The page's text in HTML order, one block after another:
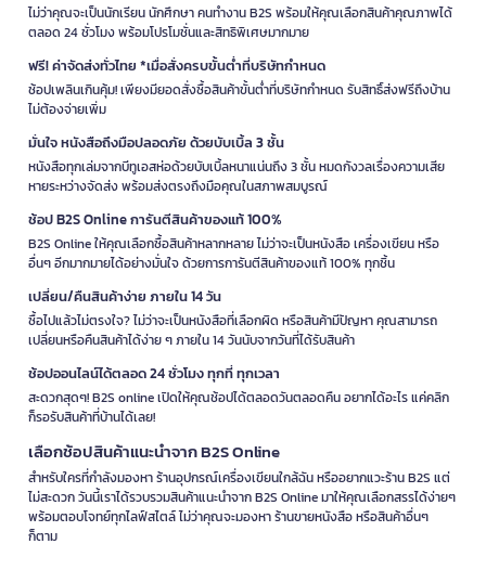
ไม่ว่าคุณจะเป็นนักเรียน นักศึกษา คนทำงาน B2S พร้อมให้คุณเลือกสินค้าคุณภาพได้
ตลอด 24 ชั่วโมง พร้อมโปรโมชั่นและสิทธิพิเศษมากมาย
ฟรี! ค่าจัดส่งทั่วไทย *เมื่อสั่งครบขั้นต่ำที่บริษัทกำหนด
ช้อปเพลินเกินคุ้ม! เพียงมียอดสั่งซื้อสินค้าขั้นต่ำที่บริษัทกำหนด รับสิทธิ์ส่งฟรีถึงบ้าน
ไม่ต้องจ่ายเพิ่ม
มั่นใจ หนังสือถึงมือปลอดภัย ด้วยบับเบิ้ล 3 ชั้น
หนังสือทุกเล่มจากบีทูเอสห่อด้วยบับเบิ้ลหนาแน่นถึง 3 ชั้น หมดกังวลเรื่องความเสีย
หายระหว่างจัดส่ง พร้อมส่งตรงถึงมือคุณในสภาพสมบูรณ์
ช้อป B2S Online การันตีสินค้าของแท้ 100%
B2S Online ให้คุณเลือกซื้อสินค้าหลากหลาย ไม่ว่าจะเป็นหนังสือ เครื่องเขียน หรือ
อื่นๆ อีกมากมายได้อย่างมั่นใจ ด้วยการการันตีสินค้าของแท้ 100% ทุกชิ้น
เปลี่ยน/คืนสินค้าง่าย ภายใน 14 วัน
ซื้อไปแล้วไม่ตรงใจ? ไม่ว่าจะเป็นหนังสือที่เลือกผิด หรือสินค้ามีปัญหา คุณสามารถ
เปลี่ยนหรือคืนสินค้าได้ง่าย ๆ ภายใน 14 วันนับจากวันที่ได้รับสินค้า
ช้อปออนไลน์ได้ตลอด 24 ชั่วโมง ทุกที่ ทุกเวลา
สะดวกสุดๆ! B2S online เปิดให้คุณช้อปได้ตลอดวันตลอดคืน อยากได้อะไร แค่คลิก
ก็รอรับสินค้าที่บ้านได้เลย!
เลือกช้อปสินค้าแนะนำจาก B2S Online
สำหรับใครที่กำลังมองหา ร้านอุปกรณ์เครื่องเขียนใกล้ฉัน หรืออยากแวะร้าน B2S แต่
ไม่สะดวก วันนี้เราได้รวบรวมสินค้าแนะนำจาก B2S Online มาให้คุณเลือกสรรได้ง่ายๆ
พร้อมตอบโจทย์ทุกไลฟ์สไตล์ ไม่ว่าคุณจะมองหา ร้านขายหนังสือ หรือสินค้าอื่นๆ
ก็ตาม